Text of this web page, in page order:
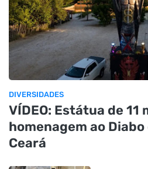
DIVERSIDADES
VÍDEO: Estátua de 11
homenagem ao
Ceará